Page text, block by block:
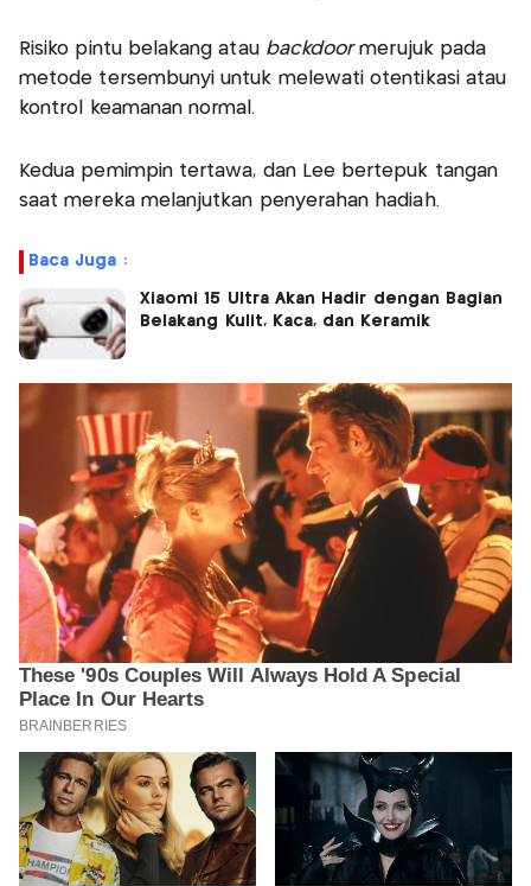
Risiko pintu belakang atau backdoormerujuk pada
metode tersembunyi untuk melewati otentikasi atau
kontrol keamanan normal.
Kedua pemimpin tertawa, dan Lee bertepuk tangan
saat mereka melanjutkan penyerahan hadiah.
Baca Juga :
Xiaomi 15 Ultra Akan Hadir dengan Bagian
Belakang Kulit, Kaca, dan Keramik